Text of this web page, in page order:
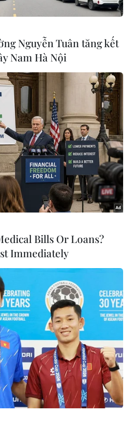
#Châu Á
#Trung Quốc
#Indonesia
giới
Ấn Độ
Indonesia
Nguyễn Tuân tăng kết
Nam Hà Nội
Bills Or Loans?
Immediately